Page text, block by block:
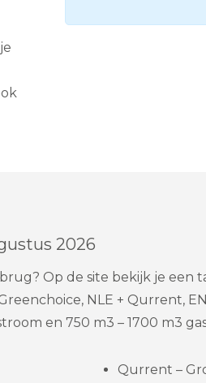
2026
Op de site bekijk je
NLE + Qurrent,
en 750 m3 – 1700 m3
Qurrent –